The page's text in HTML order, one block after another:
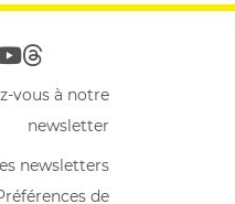
vous à notre
newsletter
newsletters
de